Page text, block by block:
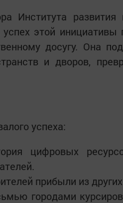
Института развития
этой
досугу. Она
и дворов,
успеха:
цифровых
прибыли из
городами